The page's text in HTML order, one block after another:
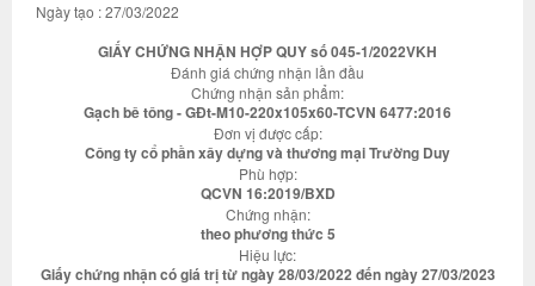
Ngày tạo : 27/03/2022
GIẤY CHỨNG NHẬN HỢP QUY số 045-1/2022VKH
Đánh giá chứng nhận lần đầu
Chứng nhận sản phẩm:
Gạch bê tông - GĐt-M10-220x105x60-TCVN 6477:2016
Đơn vị được cấp:
Công ty cổ phần xây dựng và thương mại Trường Duy
Phù hợp:
QCVN 16:2019/BXD
Chứng nhận:
theo phương thức 5
Hiệu lực:
Giấy chứng nhận có giá trị từ ngày 28/03/2022 đến ngày 27/03/2023